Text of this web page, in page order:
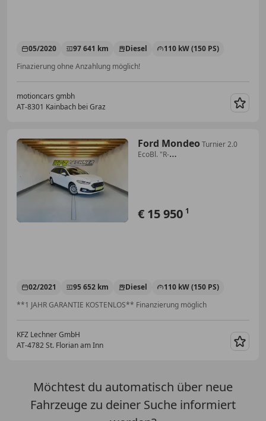
05/2020 97 641 km Diesel
110 kW (150 PS)
Finazierung ohne Anzahlung möglich!
motioncars gmbh
AT-8301 Kainbach bei Graz
Ford Mondeo Turnier 2.0
EcoBl. "R-
€ 15 950 1
02/2021 95 652 km Diesel
110 kW (150 PS)
**1 JAHR GARANTIE KOSTENLOS** Finanzierung möglich
KFZ Lechner GmbH
AT-4782 St. Florian am Inn
Möchtest du automatisch über neue
Fahrzeuge zu deiner Suche informiert